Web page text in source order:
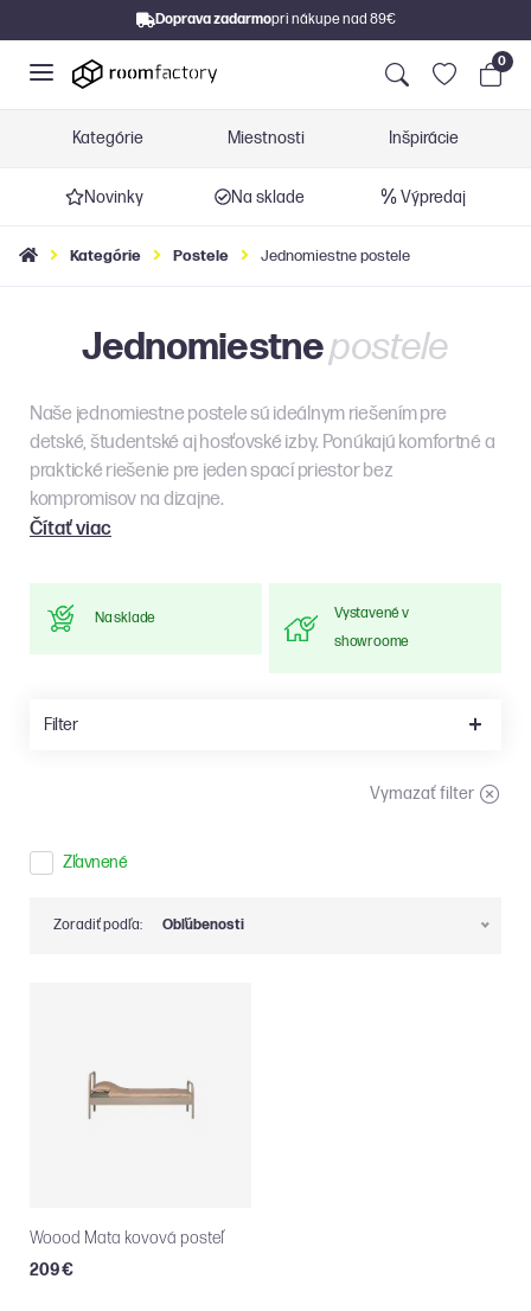
Doprava zadarmopri nákupe nad 89€
0
Kategórie Miestnosti Inšpirácie
Novinky Na sklade Výpredaj
Kategórie Postele Jednomiestne postele
Jednomiestnepostele
Naše jednomiestne postele sú ideálnym riešením pre
detské, študentské aj hosťovské izby. Ponúkajú komfortné a
praktické riešenie pre jeden spací priestor bez
kompromisov na dizajne.
Čítať viac
Na sklade
Vystavené v
showroome
Filter
Vymazať filter
Zľavnené
Zoradiť podľa: Obľúbenosti
Woood Mata kovová posteľ
209 €